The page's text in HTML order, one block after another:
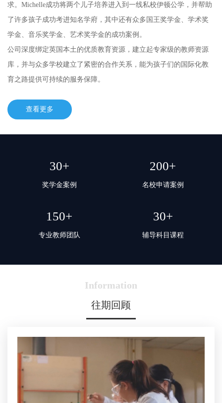
求。Michelle成功将两个儿子培养进入到一线私校伊顿公学，并帮助
了许多孩子成功考进知名学府，其中还有众多国王奖学金、学术奖
学金、音乐奖学金、艺术奖学金的成功案例。
公司深度绑定英国本土的优质教育资源，建立起专家级的教师资源
库，并与众多学校建立了紧密的合作关系，能为孩子们的国际化教
育之路提供可持续的服务保障。
查看更多
30+
奖学金案例
200+
名校申请案例
150+
专业教师团队
30+
辅导科目课程
Information
往期回顾